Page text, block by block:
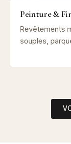
Peinture &
Revêtements
souples,